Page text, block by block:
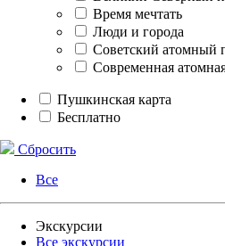
Время мечтать
Люди и города
Советский атомный
Современная
Пушкинская карта
Бесплатно
Сбросить
Все
Экскурсии
Все экскурсии